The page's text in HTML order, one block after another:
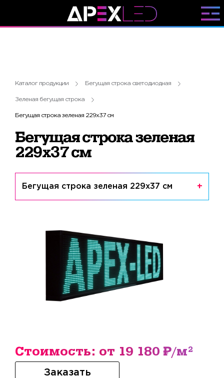
Каталог продукции Бегущая строка светодиодная
Зеленая бегущая строка
Бегущая строка зеленая 229х37 см
Бегущая строка зеленая
229х37 см
Бегущая строка зеленая 229х37 см
Стоимость: от 19 180 ₽/м²
Заказать